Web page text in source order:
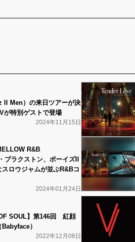
II Men）の来日ツアーが決
特別ゲストで登場
2024年11月15日
R&B
ブラクストン、ボーイズII
ロウジャムが並ぶR&Bコ
2024年01月24日
SOUL】第146回 紅顔
）
2022年12月08日